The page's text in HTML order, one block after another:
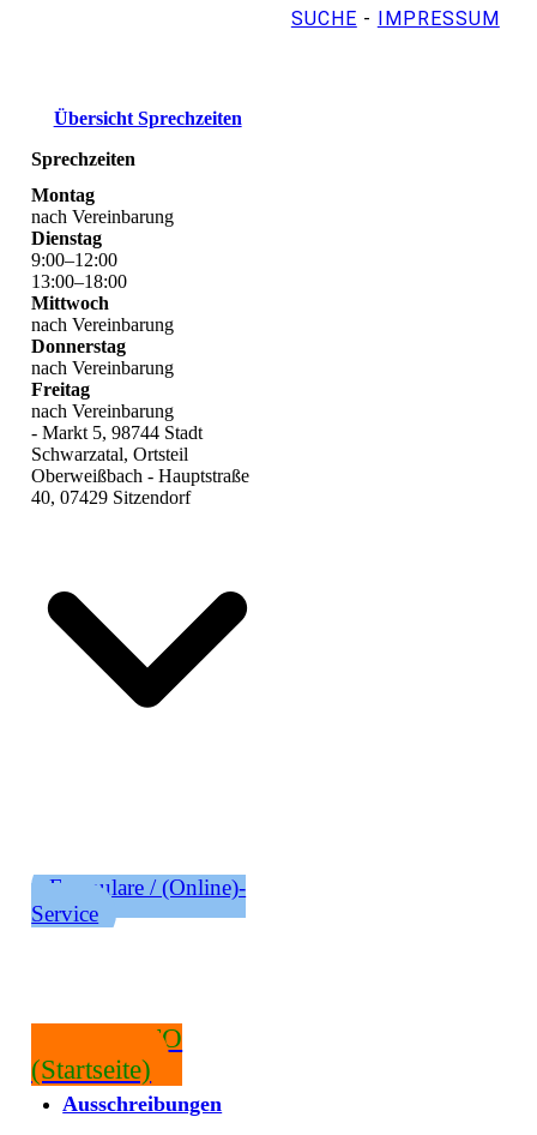
SUCHE - IMPRESSUM
Übersicht Sprechzeiten
Sprechzeiten
Montag
nach Vereinbarung
Dienstag
9:00–12:00
13:00–18:00
Mittwoch
nach Vereinbarung
Donnerstag
nach Vereinbarung
Freitag
nach Vereinbarung
- Markt 5, 98744 Stadt
Schwarzatal, Ortsteil
Oberweißbach - Hauptstraße
40, 07429 Sitzendorf
Formulare / (Online)-
Service
RATSINFO
(Startseite)
Ausschreibungen